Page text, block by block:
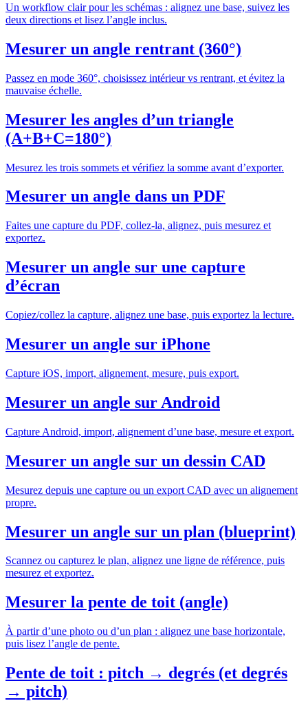
Un workflow clair pour les schémas : alignez une base, suivez les
deux directions et lisez l’angle inclus.
Mesurer un angle rentrant (360°)
Passez en mode 360°, choisissez intérieur vs rentrant, et évitez la
mauvaise échelle.
Mesurer les angles d’un triangle
(A+B+C=180°)
Mesurez les trois sommets et vérifiez la somme avant d’exporter.
Mesurer un angle dans un PDF
Faites une capture du PDF, collez-la, alignez, puis mesurez et
exportez.
Mesurer un angle sur une capture
d’écran
Copiez/collez la capture, alignez une base, puis exportez la lecture.
Mesurer un angle sur iPhone
Capture iOS, import, alignement, mesure, puis export.
Mesurer un angle sur Android
Capture Android, import, alignement d’une base, mesure et export.
Mesurer un angle sur un dessin CAD
Mesurez depuis une capture ou un export CAD avec un alignement
propre.
Mesurer un angle sur un plan (blueprint)
Scannez ou capturez le plan, alignez une ligne de référence, puis
mesurez et exportez.
Mesurer la pente de toit (angle)
À partir d’une photo ou d’un plan : alignez une base horizontale,
puis lisez l’angle de pente.
Pente de toit : pitch → degrés (et degrés
→ pitch)